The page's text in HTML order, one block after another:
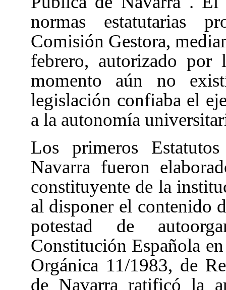
normas estatutarias
Comisión Gestora,
febrero, autorizado
momento aún no
legislación confiaba el
a la autonomía
Los primeros
Navarra fueron
constituyente de la
al disponer el contenido
potestad de
Constitución Española
Orgánica 11/1983, de
de Navarra ratificó la